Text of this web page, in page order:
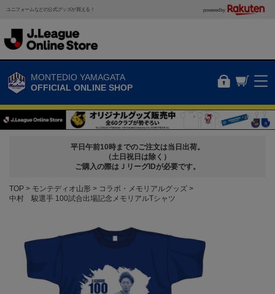
ユニフォームなどの公式グッズが買える！ powered by
MONTEDIO YAMAGATA
OFFICIAL ONLINE SHOP
平日午前10時までのご注文は当日出荷。
（土日祝日は除く）
ご購入の際はＪリーグIDが必要です。
TOP モンテディオ山形
コラボ・メモリアルグッズ
中村 駿選手 100試合出場記念メモリアルTシャツ